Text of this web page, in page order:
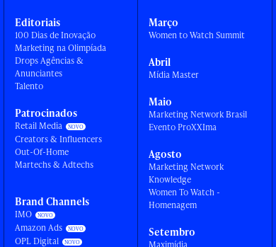
Editoriais
100 Dias de Inovação
Marketing na Olimpíada
Drops Agências &
Anunciantes
Talento
Patrocinados
Retail Media
Creators & Influencers
Out-Of-Home
Martechs & Adtechs
Brand Channels
IMO
Amazon Ads
OPL Digital
Março
Women to Watch Summit
Abril
Mídia Master
Maio
Marketing Network Brasil
Evento ProXXIma
Agosto
Marketing Network
Knowledge
Women To Watch -
Homenagem
Setembro
Maximídia